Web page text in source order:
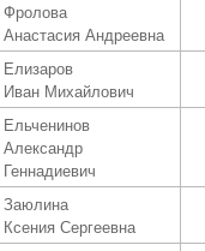
Фролова
Анастасия Андреевна
Елизаров
Иван Михайлович
Ельченинов
Александр
Геннадиевич
Заюлина
Ксения Сергеевна